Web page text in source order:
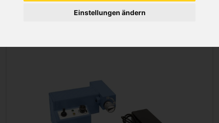
Einstellungen ändern
METALLBEARBEITUNG